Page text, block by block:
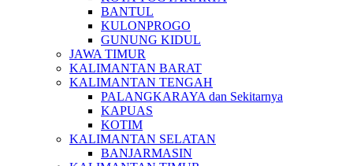
BANTUL
KULONPROGO
GUNUNG KIDUL
JAWA TIMUR
KALIMANTAN BARAT
KALIMANTAN TENGAH
PALANGKARAYA dan Sekitarnya
KAPUAS
KOTIM
KALIMANTAN SELATAN
BANJARMASIN